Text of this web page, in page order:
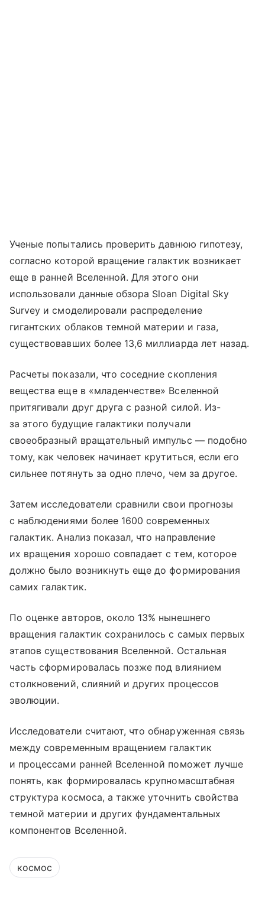
Ученые попытались проверить давнюю гипотезу,
согласно которой вращение галактик возникает
еще в ранней Вселенной. Для этого они
использовали данные обзора Sloan Digital Sky
Survey и смоделировали распределение
гигантских облаков темной материи и газа,
существовавших более 13,6 миллиарда лет назад.
Расчеты показали, что соседние скопления
вещества еще в «младенчестве» Вселенной
притягивали друг друга с разной силой. Из-
за этого будущие галактики получали
своеобразный вращательный импульс — подобно
тому, как человек начинает крутиться, если его
сильнее потянуть за одно плечо, чем за другое.
Затем исследователи сравнили свои прогнозы
с наблюдениями более 1600 современных
галактик. Анализ показал, что направление
их вращения хорошо совпадает с тем, которое
должно было возникнуть еще до формирования
самих галактик.
По оценке авторов, около 13% нынешнего
вращения галактик сохранилось с самых первых
этапов существования Вселенной. Остальная
часть сформировалась позже под влиянием
столкновений, слияний и других процессов
эволюции.
Исследователи считают, что обнаруженная связь
между современным вращением галактик
и процессами ранней Вселенной поможет лучше
понять, как формировалась крупномасштабная
структура космоса, а также уточнить свойства
темной материи и других фундаментальных
компонентов Вселенной.
космос